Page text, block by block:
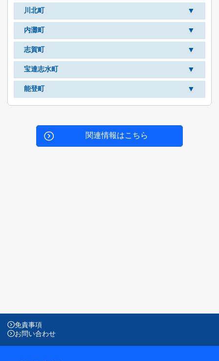
川北町 ▼
内灘町 ▼
志賀町 ▼
宝達志水町 ▼
能登町 ▼
関連情報はこちら
免責事項
お問い合わせ